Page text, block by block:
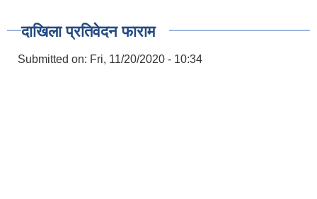
दाखिला प्रतिवेदन फाराम
Submitted on: Fri, 11/20/2020 - 10:34